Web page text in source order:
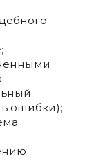
ошибки);